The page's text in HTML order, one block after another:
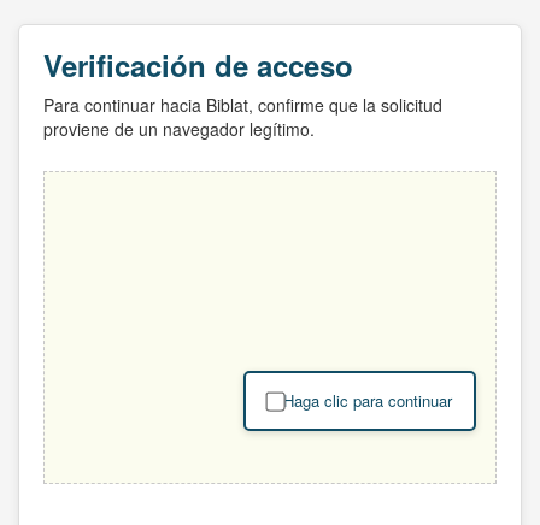
Verificación de acceso
Para continuar hacia Biblat, confirme que la solicitud
proviene de un navegador legítimo.
Haga clic para continuar